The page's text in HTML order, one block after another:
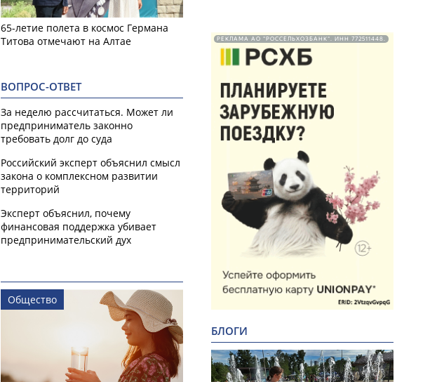
65-летие полета в космос Германа
Титова отмечают на Алтае
ВОПРОС-ОТВЕТ
За неделю рассчитаться. Может ли
предприниматель законно
требовать долг до суда
Российский эксперт объяснил смысл
закона о комплексном развитии
территорий
Эксперт объяснил, почему
финансовая поддержка убивает
предпринимательский дух
Общество
РЕКЛАМА АО "РОССЕЛЬХОЗБАНК". ИНН 772511448.
БЛОГИ